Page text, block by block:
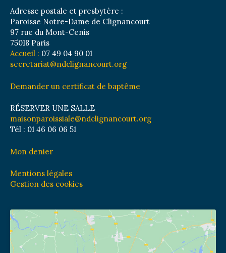
Adresse postale et presbytère :
Paroisse Notre-Dame de Clignancourt
97 rue du Mont-Cenis
75018 Paris
Accueil : 07 49 04 90 01
secretariat@ndclignancourt.org
Demander un certificat de baptême
RÉSERVER UNE SALLE
maisonparoissiale@ndclignancourt.org
Tél : 01 46 06 06 51
Mon denier
Mentions légales
Gestion des cookies